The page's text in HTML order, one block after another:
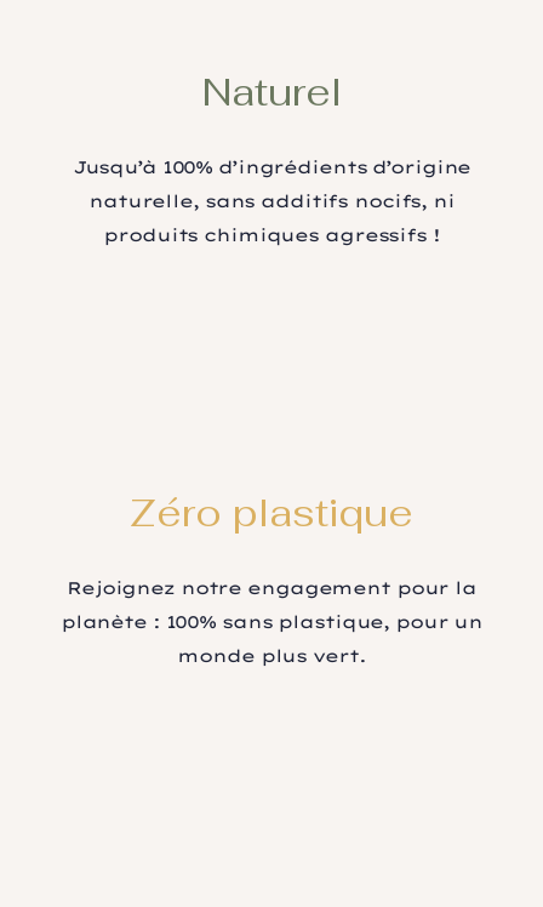
Naturel
Jusqu’à 100% d’ingrédients d’origine
naturelle, sans additifs nocifs, ni
produits chimiques agressifs !
Zéro plastique
Rejoignez notre engagement pour la
planète : 100% sans plastique, pour un
monde plus vert.